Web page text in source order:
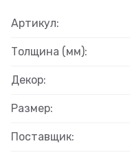
Артикул:
Толщина (мм):
Декор:
Размер:
Поставщик: